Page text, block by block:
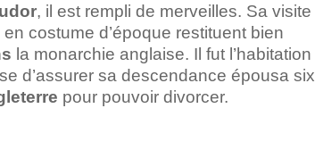
, il est rempli de merveilles. Sa visite
costume d’époque restituent bien
la monarchie anglaise. Il fut l’habitation
d’assurer sa descendance épousa six
pour pouvoir divorcer.